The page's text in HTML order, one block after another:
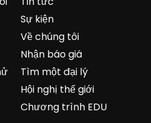
Sự kiện
Về chúng tôi
Nhận báo giá
Tìm một đại lý
Hội nghị thế giới
Chương trình EDU